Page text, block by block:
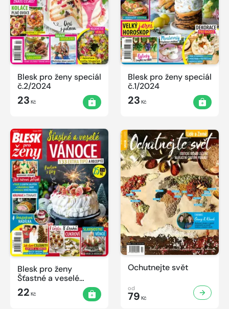
Blesk pro ženy speciál
č.2/2024
23 Kč
Blesk pro ženy speciál
č.1/2024
23 Kč
Blesk pro ženy
Šťastné a veselé
Vánoce 2023
22 Kč
Ochutnejte svět
od
79 Kč